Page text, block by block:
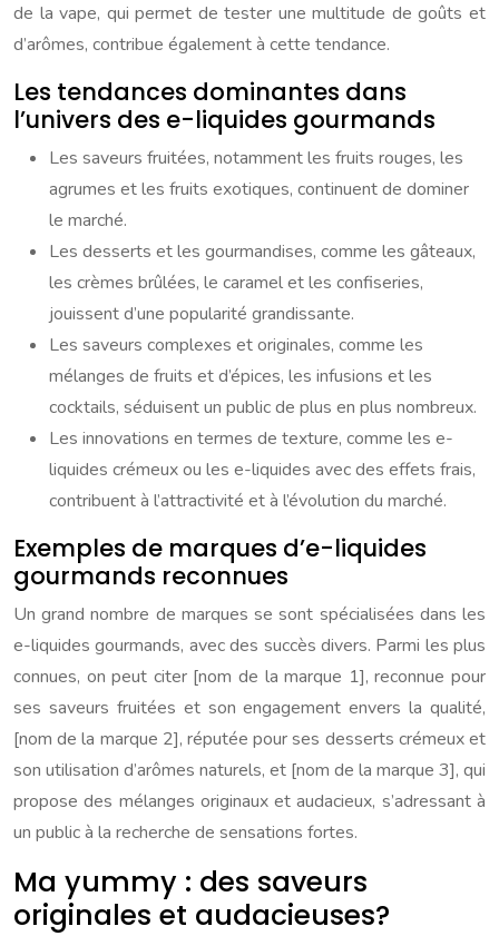
de la vape, qui permet de tester une multitude de goûts et
d’arômes, contribue également à cette tendance.
Les tendances dominantes dans
l’univers des e-liquides gourmands
Les saveurs fruitées, notamment les fruits rouges, les
agrumes et les fruits exotiques, continuent de dominer
le marché.
Les desserts et les gourmandises, comme les gâteaux,
les crèmes brûlées, le caramel et les confiseries,
jouissent d’une popularité grandissante.
Les saveurs complexes et originales, comme les
mélanges de fruits et d’épices, les infusions et les
cocktails, séduisent un public de plus en plus nombreux.
Les innovations en termes de texture, comme les e-
liquides crémeux ou les e-liquides avec des effets frais,
contribuent à l’attractivité et à l’évolution du marché.
Exemples de marques d’e-liquides
gourmands reconnues
Un grand nombre de marques se sont spécialisées dans les
e-liquides gourmands, avec des succès divers. Parmi les plus
connues, on peut citer [nom de la marque 1], reconnue pour
ses saveurs fruitées et son engagement envers la qualité,
[nom de la marque 2], réputée pour ses desserts crémeux et
son utilisation d’arômes naturels, et [nom de la marque 3], qui
propose des mélanges originaux et audacieux, s’adressant à
un public à la recherche de sensations fortes.
Ma yummy : des saveurs
originales et audacieuses?